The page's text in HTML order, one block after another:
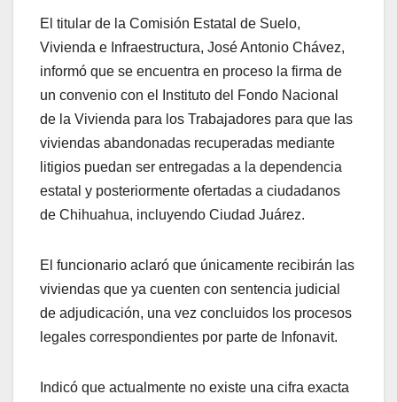
El titular de la Comisión Estatal de Suelo,
Vivienda e Infraestructura, José Antonio Chávez,
informó que se encuentra en proceso la firma de
un convenio con el Instituto del Fondo Nacional
de la Vivienda para los Trabajadores para que las
viviendas abandonadas recuperadas mediante
litigios puedan ser entregadas a la dependencia
estatal y posteriormente ofertadas a ciudadanos
de Chihuahua, incluyendo Ciudad Juárez.
El funcionario aclaró que únicamente recibirán las
viviendas que ya cuenten con sentencia judicial
de adjudicación, una vez concluidos los procesos
legales correspondientes por parte de Infonavit.
Indicó que actualmente no existe una cifra exacta